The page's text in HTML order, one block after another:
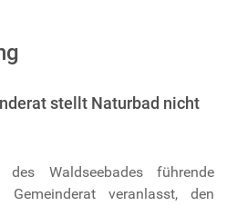
stellt Naturbad nicht
Waldseebades führende
veranlasst, den